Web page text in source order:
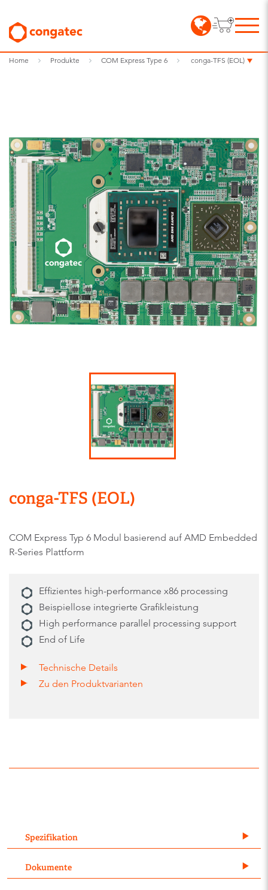
Home Produkte COM Express Type 6 conga-TFS (EOL)
conga-TFS (EOL)
COM Express Typ 6 Modul basierend auf AMD Embedded
R-Series Plattform
Effizientes high-performance x86 processing
Beispiellose integrierte Grafikleistung
High performance parallel processing support
End of Life
Technische Details
Zu den Produktvarianten
Spezifikation
Dokumente